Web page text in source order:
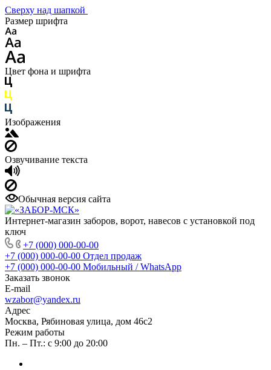
Сверху над шапкой
Размер шрифта
Цвет фона и шрифта
Изображения
Озвучивание текста
Обычная версия сайта
Интернет-магазин заборов, ворот, навесов с установкой под
ключ
+7 (000) 000-00-00
+7 (000) 000-00-00 Отдел продаж
+7 (000) 000-00-00 Мобильный / WhatsApp
Заказать звонок
E-mail
wzabor@yandex.ru
Адрес
Москва, Рябиновая улица, дом 46с2
Режим работы
Пн. – Пт.: с 9:00 до 20:00